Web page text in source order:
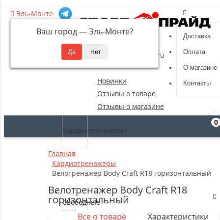
Доставка
Оплата
О магазине
Контакты
Эль-Монте
Ваш город —Эль-Монте?
8 (495) 532-94-39
sportpride@yandex.ru
Новинки
Отзывы о товаре
Отзывы о магазине
Кардиотренажеры
Силовые
тренажеры
Свободные
веса
0
Главная
Кардиотренажеры
Велотренажер Body Craft R18 горизонтальный
Велотренажер Body Craft R18
горизонтальный
Все о товаре Характеристики